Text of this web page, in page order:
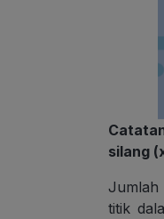
silang
Jumlah
titik